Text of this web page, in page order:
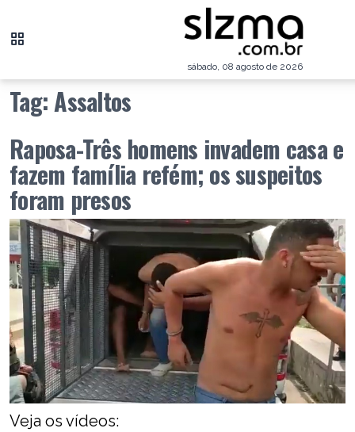
sábado, 08 agosto de 2026
Tag:Assaltos
Raposa-Três homens invadem casa e
fazem família refém; os suspeitos
foram presos
Veja os vídeos: